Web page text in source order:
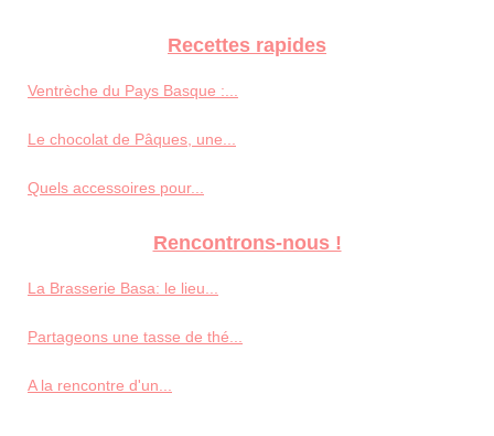
Recettes rapides
Ventrèche du Pays Basque :...
Le chocolat de Pâques, une...
Quels accessoires pour...
Rencontrons-nous !
La Brasserie Basa: le lieu...
Partageons une tasse de thé...
A la rencontre d'un...